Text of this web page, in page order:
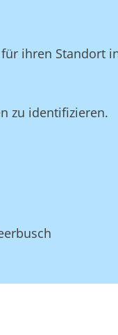
ihren Standort
zu identifizieren.